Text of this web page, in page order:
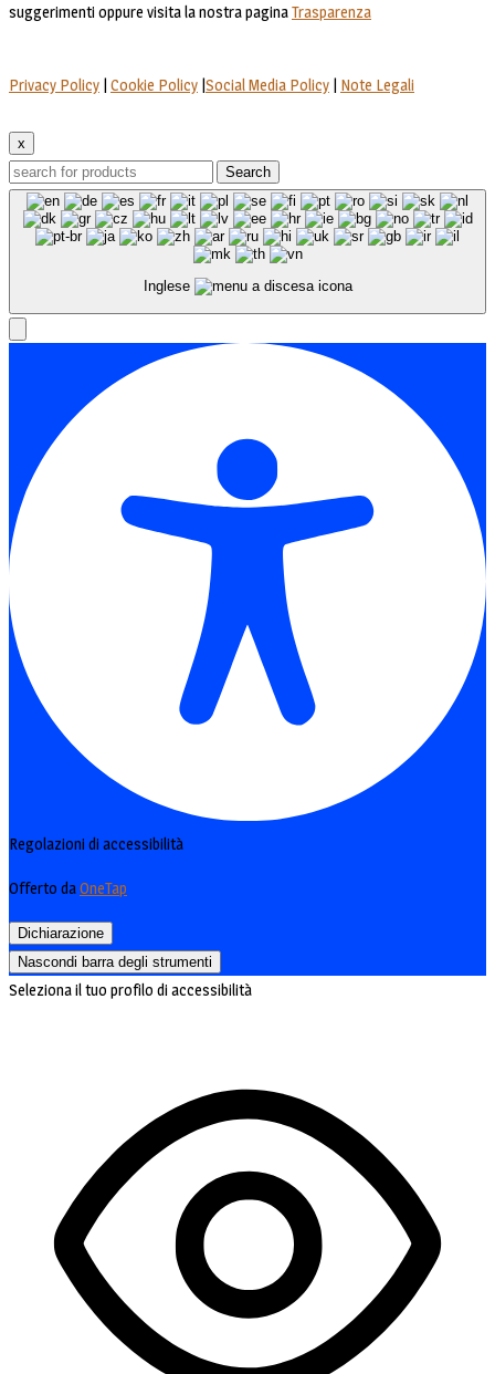
suggerimenti oppure visita la nostra paginaTrasparenza
Privacy Policy | Cookie Policy |Social Media Policy | Note Legali
x
Search
Inglese
Regolazioni di accessibilità
Offerto daOneTap
Dichiarazione
Nascondi barra degli strumenti
Seleziona il tuo profilo di accessibilità